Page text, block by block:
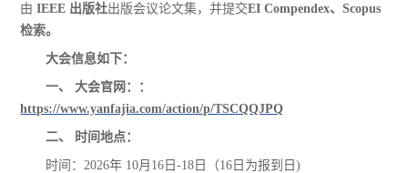
由 IEEE 出版社出版会议论文集，并提交EI Compendex、Scopus
检索。
大会信息如下：
一、 大会官网：
：
https://www.yanfajia.com/action/p/TSCQQJPQ
二、 时间地点：
时间： 2026年 10月 16日-18 日（16 日为报到日)